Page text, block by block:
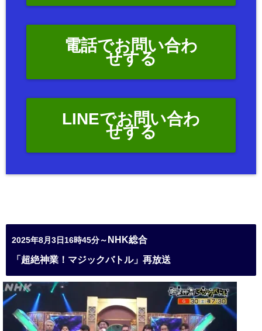
電話でお問い合わ
せする
LINEでお問い合わ
せする
2025年8月3日16時45分～ NHK総合
「超絶神業！マジックバトル」再放送